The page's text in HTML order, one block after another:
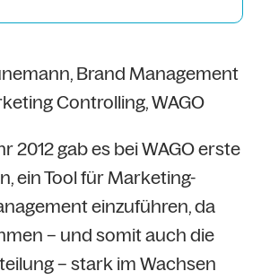
Brand Management
Controlling, WAGO
2012 gab es bei WAGO erste
ein Tool für Marketing-
einzuführen, da
– und somit auch die
– stark im Wachsen